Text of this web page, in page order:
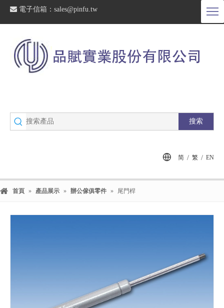
 電子信箱： sales@pinfu.tw
搜索
简 / 繁 / EN
首頁 » 產品展示 » 辦公傢俱零件 » 尾門桿